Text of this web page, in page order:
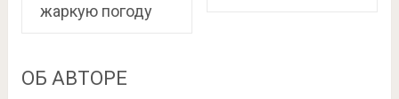
жаркую погоду
ОБ АВТОРЕ